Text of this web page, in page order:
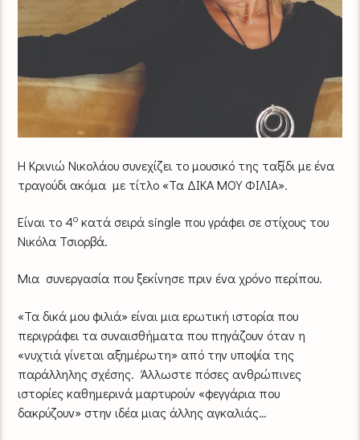
Η Κρινιώ Νικολάου συνεχίζει το μουσικό της ταξίδι με ένα
τραγούδι ακόμα με τίτλο «Τα ΔΙΚΑ ΜΟΥ ΦΙΛΙΑ».
Είναι το 4ο κατά σειρά single που γράφει σε στίχους του
Νικόλα Τσιορβά.
Μια συνεργασία που ξεκίνησε πριν ένα χρόνο περίπου.
«Τα δικά μου φιλιά» είναι μια ερωτική ιστορία που
περιγράφει τα συναισθήματα που πηγάζουν όταν η
«νυχτιά γίνεται αξημέρωτη» από την υποψία της
παράλληλης σχέσης. Άλλωστε πόσες ανθρώπινες
ιστορίες καθημερινά μαρτυρούν «φεγγάρια που
δακρύζουν» στην ιδέα μιας άλλης αγκαλιάς…